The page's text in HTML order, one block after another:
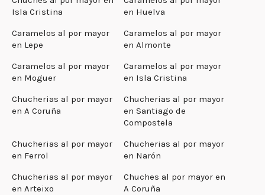
Isla Cristina
en Huelva
Caramelos al por mayor
en Lepe
Caramelos al por mayor
en Almonte
Caramelos al por mayor
en Moguer
Caramelos al por mayor
en Isla Cristina
Chucherias al por mayor
en A Coruña
Chucherias al por mayor
en Santiago de
Compostela
Chucherias al por mayor
en Ferrol
Chucherias al por mayor
en Narón
Chucherias al por mayor
en Arteixo
Chuches al por mayor en
A Coruña